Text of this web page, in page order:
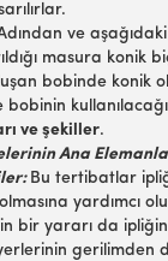
ve
masura konik
bobinde konik
bobinin
ve şekiller.
Ana
Bu tertibatlar
yardımcı
bir yararı da
gerilimden